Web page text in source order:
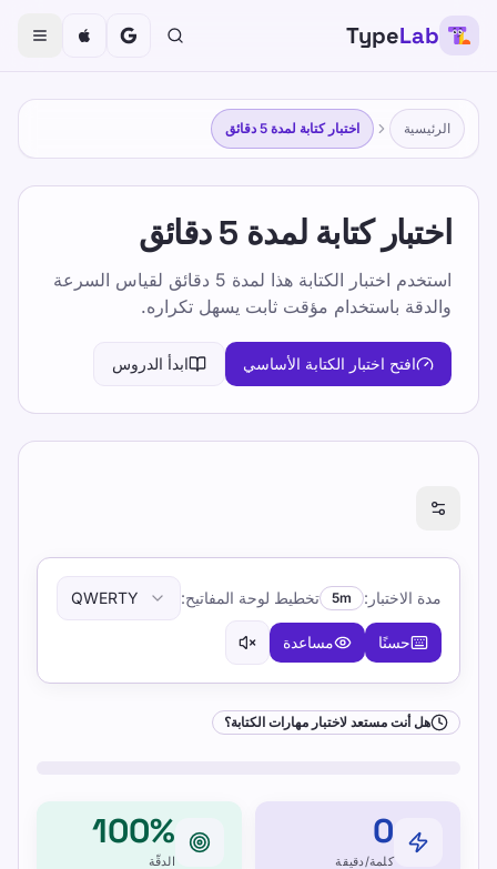
TypeLab
الرئيسية اختبار كتابة لمدة 5 دقائق
اختبار كتابة لمدة 5 دقائق
استخدم اختبار الكتابة هذا لمدة 5 دقائق لقياس السرعة
والدقة باستخدام مؤقت ثابت يسهل تكراره.
افتح اختبار الكتابة الأساسي ابدأ الدروس
هل أنت مستعد لاختبار مهارات الكتابة؟
مدة الاختبار:
5m تخطيط لوحة المفاتيح:
QWERTY
حسنًا مساعدة
هل أنت مستعد لاختبار مهارات الكتابة؟
0
كلمة/دقيقة
100%
الدقّة